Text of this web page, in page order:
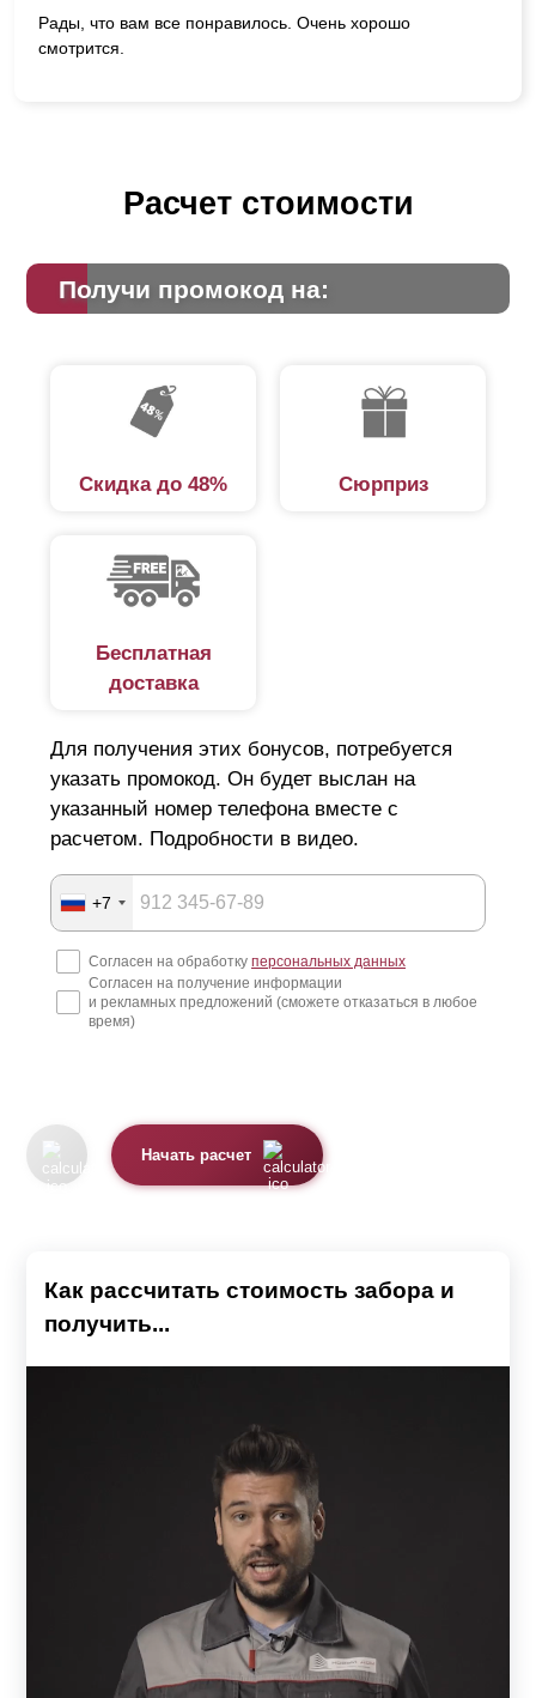
Рады, что вам все понравилось. Очень хорошо
смотрится.
Расчет стоимости
Получи промокод на:
Скидка до 48% Сюрприз
Бесплатная
доставка
Для получения этих бонусов, потребуется
указать промокод. Он будет выслан на
указанный номер телефона вместе с
расчетом. Подробности в видео.
+7
Согласен на обработку персональных данных
Согласен на получение информации
и рекламных предложений (сможете отказаться в любое
время)
Начать расчет
Как рассчитать стоимость забора и
получить...